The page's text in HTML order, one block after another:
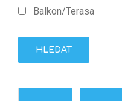
Balkon/Terasa